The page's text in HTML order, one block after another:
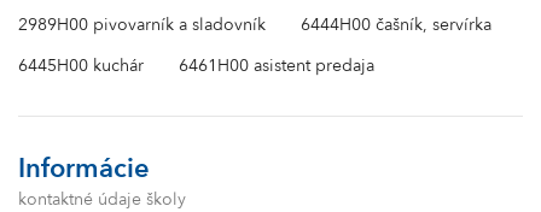
2989H00 pivovarník a sladovník
6444H00 čašník, servírka
6445H00 kuchár
6461H00 asistent predaja
Informácie
kontaktné údaje školy